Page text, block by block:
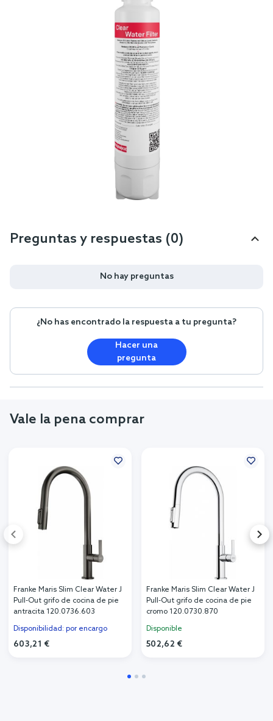
Preguntas y respuestas (0)
No hay preguntas
¿No has encontrado la respuesta a tu pregunta?
Hacer una
pregunta
Vale la pena comprar
Franke Maris Slim Clear Water J
Pull-Out grifo de cocina de pie
antracita 120.0736.603
Disponibilidad: por encargo
603,21 €
Franke Maris Slim Clear Water J
Pull-Out grifo de cocina de pie
cromo 120.0730.870
Disponible
502,62 €